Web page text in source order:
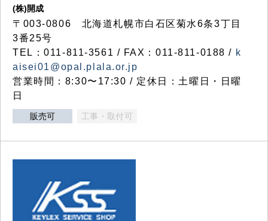
(株)開成
〒003-0806 北海道札幌市白石区菊水6条3丁目
3番25号
TEL：011-811-3561 / FAX：011-811-0188 / k
aisei01@opal.plala.or.jp
営業時間：8:30〜17:30 / 定休日：土曜日・日曜
日
販売可 工事・取付可